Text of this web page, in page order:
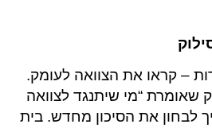
– קראו את הצוואה לעומק.
שאומרת “מי שיתנגד לצוואה
לבחון את הסיכון מחדש. בית